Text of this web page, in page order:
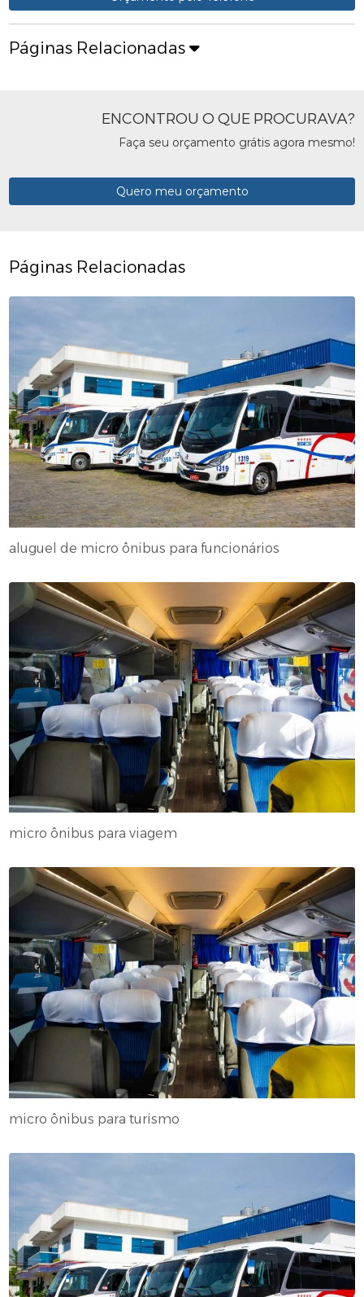
Páginas Relacionadas
ENCONTROU O QUE PROCURAVA?
Faça seu orçamento grátis agora mesmo!
Quero meu orçamento
Páginas Relacionadas
aluguel de micro ônibus para funcionários
micro ônibus para viagem
micro ônibus para turismo